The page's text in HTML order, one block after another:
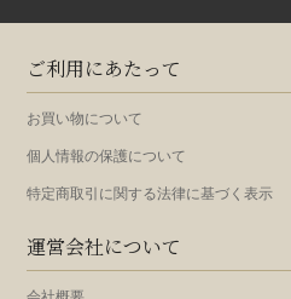
ご利用にあたって
お買い物について
個人情報の保護について
特定商取引に関する法律に基づく表示
運営会社について